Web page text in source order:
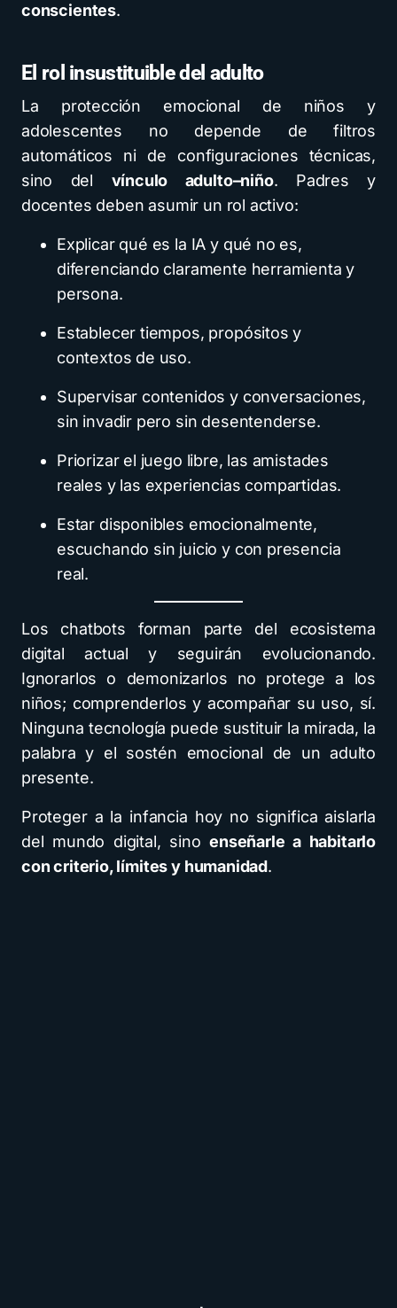
conscientes.
El rol insustituible del adulto
La protección emocional de niños y
adolescentes no depende de filtros
automáticos ni de configuraciones técnicas,
sino del vínculo adulto–niño. Padres y
docentes deben asumir un rol activo:
Explicar qué es la IA y qué no es,
diferenciando claramente herramienta y
persona.
Establecer tiempos, propósitos y
contextos de uso.
Supervisar contenidos y conversaciones,
sin invadir pero sin desentenderse.
Priorizar el juego libre, las amistades
reales y las experiencias compartidas.
Estar disponibles emocionalmente,
escuchando sin juicio y con presencia
real.
Los chatbots forman parte del ecosistema
digital actual y seguirán evolucionando.
Ignorarlos o demonizarlos no protege a los
niños; comprenderlos y acompañar su uso, sí.
Ninguna tecnología puede sustituir la mirada, la
palabra y el sostén emocional de un adulto
presente.
Proteger a la infancia hoy no significa aislarla
del mundo digital, sinoenseñarle a habitarlo
con criterio, límites y humanidad.